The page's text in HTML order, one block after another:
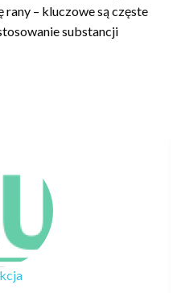
– kluczowe są częste
substancji